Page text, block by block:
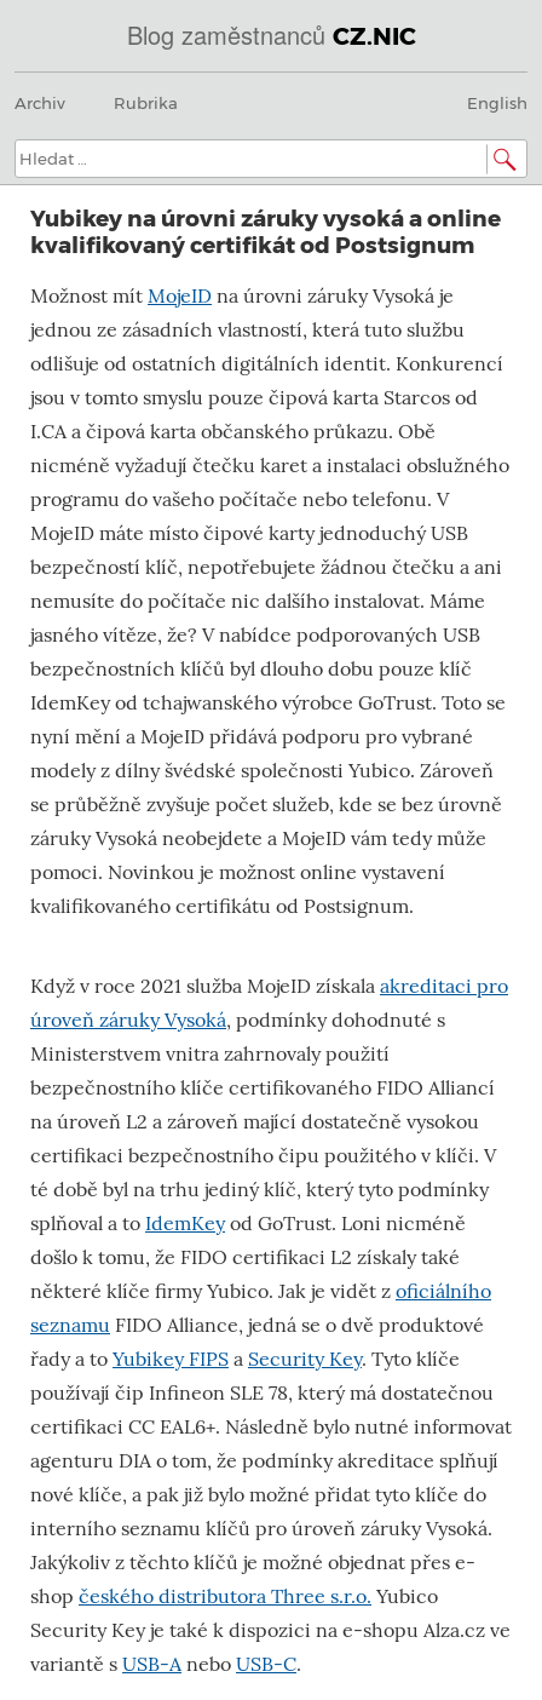
Blog zaměstnanců CZ.NIC
@
IN
SOA
domény.dns.enum.mojeid.internet.
nic.cz.
Menu
na
Archiv Rubrika English
Hledat:
Yubikey na úrovni záruky vysoká a online
kvalifikovaný certifikát od Postsignum
Možnost mít MojeID na úrovni záruky Vysoká je
jednou ze zásadních vlastností, která tuto službu
odlišuje od ostatních digitálních identit. Konkurencí
jsou v tomto smyslu pouze čipová karta Starcos od
I.CA a čipová karta občanského průkazu. Obě
nicméně vyžadují čtečku karet a instalaci obslužného
programu do vašeho počítače nebo telefonu. V
MojeID máte místo čipové karty jednoduchý USB
bezpečností klíč, nepotřebujete žádnou čtečku a ani
nemusíte do počítače nic dalšího instalovat. Máme
jasného vítěze, že? V nabídce podporovaných USB
bezpečnostních klíčů byl dlouho dobu pouze klíč
IdemKey od tchajwanského výrobce GoTrust. Toto se
nyní mění a MojeID přidává podporu pro vybrané
modely z dílny švédské společnosti Yubico. Zároveň
se průběžně zvyšuje počet služeb, kde se bez úrovně
záruky Vysoká neobejdete a MojeID vám tedy může
pomoci. Novinkou je možnost online vystavení
kvalifikovaného certifikátu od Postsignum.
Když v roce 2021 služba MojeID získala akreditaci pro
úroveň záruky Vysoká, podmínky dohodnuté s
Ministerstvem vnitra zahrnovaly použití
bezpečnostního klíče certifikovaného FIDO Alliancí
na úroveň L2 a zároveň mající dostatečně vysokou
certifikaci bezpečnostního čipu použitého v klíči. V
té době byl na trhu jediný klíč, který tyto podmínky
splňoval a to IdemKeyod GoTrust. Loni nicméně
došlo k tomu, že FIDO certifikaci L2 získaly také
některé klíče firmy Yubico. Jak je vidět z oficiálního
seznamu FIDO Alliance, jedná se o dvě produktové
řady a to Yubikey FIPS a Security Key. Tyto klíče
používají čip Infineon SLE 78, který má dostatečnou
certifikaci CC EAL6+. Následně bylo nutné informovat
agenturu DIA o tom, že podmínky akreditace splňují
nové klíče, a pak již bylo možné přidat tyto klíče do
interního seznamu klíčů pro úroveň záruky Vysoká.
Jakýkoliv z těchto klíčů je možné objednat přes e-
shop českého distributora Three s.r.o. Yubico
Security Key je také k dispozici na e-shopu Alza.cz ve
variantě s USB-Anebo USB-C.